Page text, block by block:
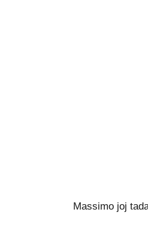
Massimo joj